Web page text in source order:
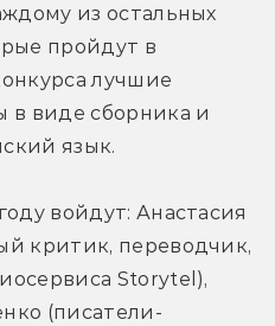
из остальных
пройдут в
лучшие
в виде сборника и
язык.
войдут: Анастасия
критик, переводчик,
Storytel),
(писатели-